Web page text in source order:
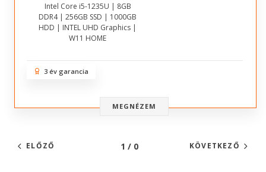
Intel Core i5-1235U | 8GB
DDR4 | 256GB SSD | 1000GB
HDD | INTEL UHD Graphics |
W11 HOME
3 év garancia
MEGNÉZEM
ELŐZŐ 1 / 0 KÖVETKEZŐ